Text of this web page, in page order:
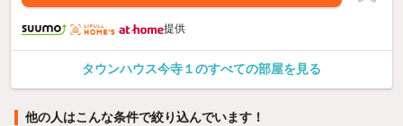
提供
タウンハウス今寺１のすべての部屋を見る
他の人はこんな条件で絞り込んでいます！